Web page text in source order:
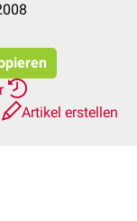
Artikel erstellen